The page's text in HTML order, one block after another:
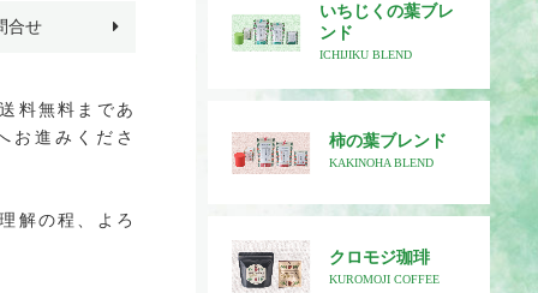
合せ
料無料まであ
お進みくださ
解の程、よろ
いちじくの葉ブレ
ンド
ICHIJIKU BLEND
柿の葉ブレンド
KAKINOHA BLEND
クロモジ珈琲
KUROMOJI COFFEE